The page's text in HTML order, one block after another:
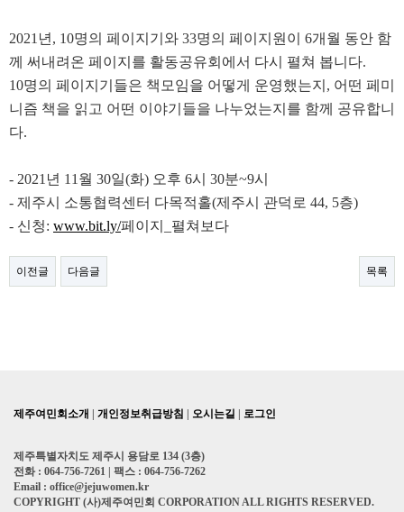
2021년, 10명의 페이지기와 33명의 페이지원이 6개월 동안 함
께 써내려온 페이지를 활동공유회에서 다시 펼쳐 봅니다.
10명의 페이지기들은 책모임을 어떻게 운영했는지, 어떤 페미
니즘 책을 읽고 어떤 이야기들을 나누었는지를 함께 공유합니
다.
- 2021년 11월 30일(화) 오후 6시 30분~9시
- 제주시 소통협력센터 다목적홀(제주시 관덕로 44, 5층)
- 신청: www.bit.ly/페이지_펼쳐보다
이전글 다음글 목록
제주여민회소개 | 개인정보취급방침 | 오시는길 | 로그인
제주특별자치도 제주시 용담로 134 (3층)
전화 : 064-756-7261 | 팩스 : 064-756-7262
Email : office@jejuwomen.kr
COPYRIGHT (사)제주여민회 CORPORATION ALL RIGHTS RESERVED.